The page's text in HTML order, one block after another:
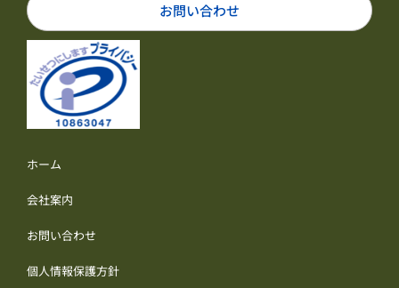
お問い合わせ
ホーム
会社案内
お問い合わせ
個人情報保護方針